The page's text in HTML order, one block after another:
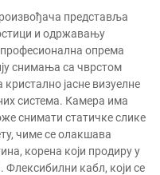
представља
и одржавању
опрема
снимања са чврстом
јасне визуелне
система. Камера има
снимати статичке слике
чиме се олакшава
корена који продиру у
кабл, који се